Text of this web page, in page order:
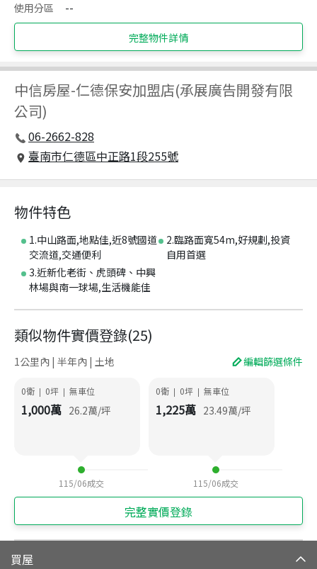
使用分區
--
完整物件詳情
中信房屋-仁德保安加盟店(承展廣告開發有限
公司)
06-2662-828
臺南市仁德區中正路1段255號
物件特色
1.中山路面,地點佳,近8號國道
交流道,交通便利
2.臨路面寬54m,好規劃,投資
自用首選
3.近新化老街、虎頭碑、中興
林場與南一球場,生活機能佳
類似物件實價登錄(25)
1公里內 | 半年內 | 土地 編輯篩選條件
0衛 | 0坪 | 無車位
1,000萬 26.2萬/坪
115/06成交
0衛 | 0坪 | 無車位
1,225萬 23.49萬/坪
115/06成交
完整實價登錄
買屋